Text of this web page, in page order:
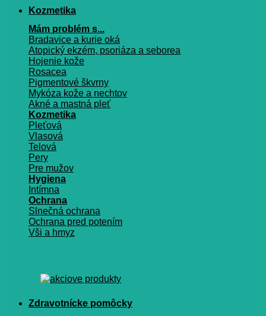
Kozmetika
Mám problém s...
Bradavice a kurie oká
Atopický ekzém, psoriáza a seborea
Hojenie kože
Rosacea
Pigmentové škvrny
Mykóza kože a nechtov
Akné a mastná pleť
Kozmetika
Pleťová
Vlasová
Telová
Pery
Pre mužov
Hygiena
Intímna
Ochrana
Slnečná ochrana
Ochrana pred potením
Vši a hmyz
Zdravotnícke pomôcky